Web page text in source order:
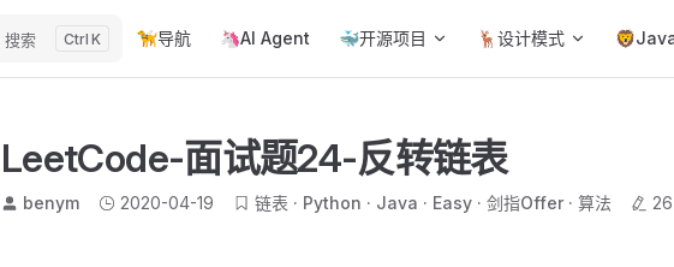
搜索 K 🦮导航 🦄AI Agent 🐳开源项目 🦌设计模式
LeetCode-面试题24-反转链表
benym 2020-04-19 链表 Python Java Easy 剑指Offer 算法